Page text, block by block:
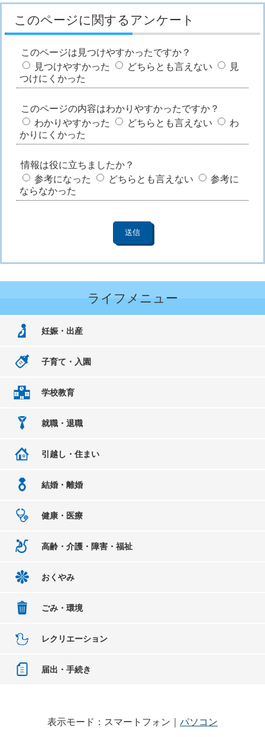
このページに関するアンケート
このページは見つけやすかったですか？
見つけやすかった
どちらとも言えない
見
つけにくかった
このページの内容はわかりやすかったですか？
わかりやすかった
どちらとも言えない
わ
かりにくかった
情報は役に立ちましたか？
参考になった
どちらとも言えない
参考に
ならなかった
ライフメニュー
妊娠・出産
子育て・入園
学校教育
就職・退職
引越し・住まい
結婚・離婚
健康・医療
高齢・介護・障害・福祉
おくやみ
ごみ・環境
レクリエーション
届出・手続き
表示モード：スマートフォン｜ パソコン